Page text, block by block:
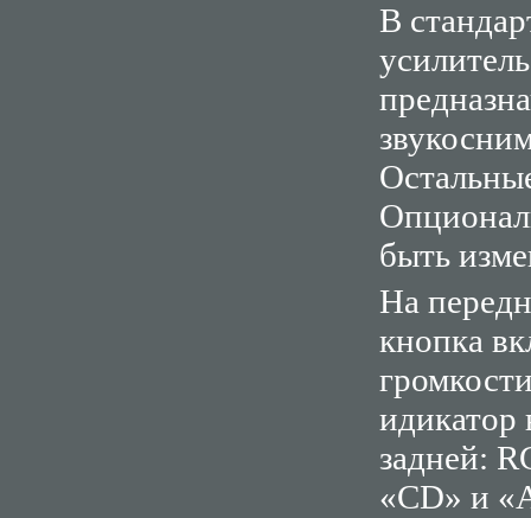
В
быть
На
кнопка
идикатор
задней:
«CD» и